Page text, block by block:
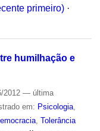
primeiro) ·
humilhação e
2012 — última
em: Psicologia,
, Tolerância